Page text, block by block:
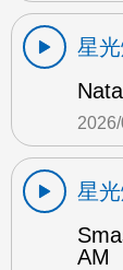
星
星
AM